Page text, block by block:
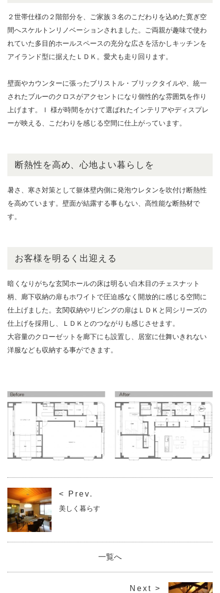
２世帯仕様の２階部分を、ご家族３名のこだわりを込めた寛ぎ空
間へスケルトンリノベーションされました。ご両親が趣味で使わ
れていた多目的ホールスペースの充分な広さを活かしキッチンを
アイランド型に据えたＬＤＫ。愛犬も走り回ります。
壁面やカウンターに張ったブリストル・ブリックタイルや、統一
されたブルーのクロスがアクセントになり個性的な雰囲気を作り
上げます。Ｉ 様が時間をかけて選ばれたインテリアやディスプレ
ーが映える、こだわりを感じる空間に仕上がっています。
断熱性を高め、心地よい暮らしを
暑さ、寒さ対策として躯体壁内側に発泡ウレタンを吹付け断熱性
を高めています。壁面が結露する事もない、高性能な断熱材で
す。
お客様を明るく出迎える
暗くなりがちな玄関ホールの床は明るい白木目のチェスナット
柄、廊下収納の扉もホワイトで圧迫感なく開放的に感じる空間に
仕上げました。玄関収納やリビングの扉はＬＤＫと同シリーズの
仕上げを採用し、ＬＤＫとのつながりも感じさせます。
大容量のクローゼットを廊下にも設置し、居室に仕舞いきれない
洋服なども収納する事ができます。
< Prev.
美しく暮らす
一覧へ
Next >